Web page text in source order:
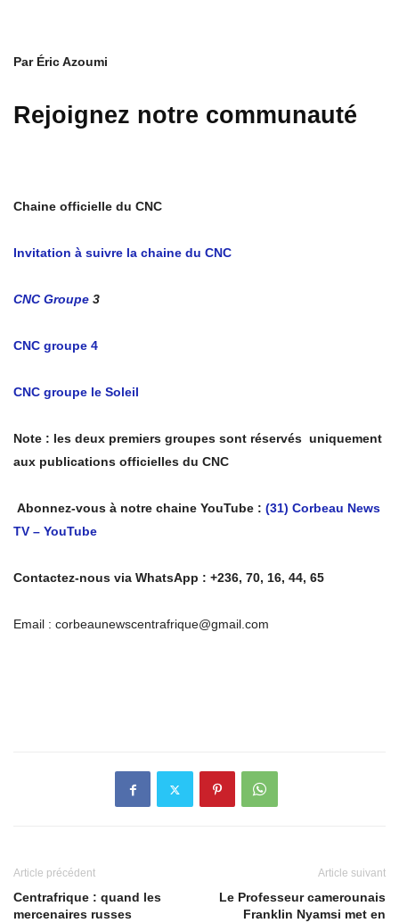
Par Éric Azoumi
Rejoignez notre communauté
Chaine officielle du CNC
Invitation à suivre la chaine du CNC
CNC Groupe 3
CNC groupe 4
CNC groupe le Soleil
Note : les deux premiers groupes sont réservés uniquement
aux publications officielles du CNC
Abonnez-vous à notre chaine YouTube : (31) Corbeau News
TV – YouTube
Contactez-nous via WhatsApp : +236, 70, 16, 44, 65
Email : corbeaunewscentrafrique@gmail.com
Article précédent
Centrafrique : quand les
mercenaires russes
Article suivant
Le Professeur camerounais
Franklin Nyamsi met en